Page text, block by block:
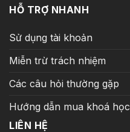
HỖ TRỢ NHANH
Sử dụng tài khoản
Miễn trừ trách nhiệm
Các câu hỏi thường gặp
Hướng dẫn mua khoá học
LIÊN HỆ